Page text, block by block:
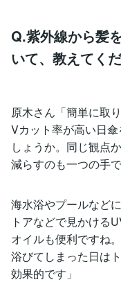
Q.紫外線から髪
いて、教えてくだ
原木さん「簡単に取
Vカット率が高い日
しょうか。同じ観点
減らすのも一つの手で
海水浴やプールなど
トアなどで見かける
オイルも便利ですね
浴びてしまった日は
効果的です」